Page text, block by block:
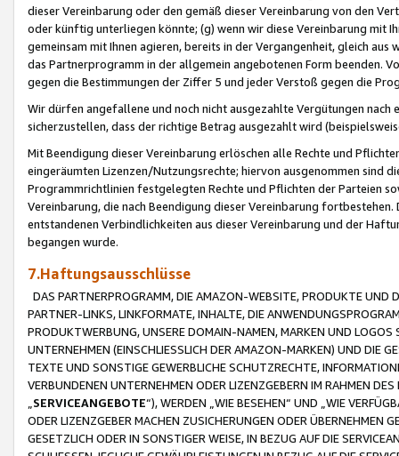
dieser Vereinbarung oder den gemäß dieser Vereinbarung von den
oder künftig unterliegen könnte; (g) wenn wir diese Vereinbarung mit
gemeinsam mit Ihnen agieren, bereits in der Vergangenheit, gleich
das Partnerprogramm in der allgemein angebotenen Form beenden.
gegen die Bestimmungen der Ziffer 5 und jeder Verstoß gegen die
Wir dürfen angefallene und noch nicht ausgezahlte Vergütungen
sicherzustellen, dass der richtige Betrag ausgezahlt wird
Mit Beendigung dieser Vereinbarung erlöschen alle Rechte und
eingeräumten Lizenzen/Nutzungsrechte; hiervon ausgenommen sind
Programmrichtlinien festgelegten Rechte und Pflichten der Parteien
Vereinbarung, die nach Beendigung dieser Vereinbarung
entstandenen Verbindlichkeiten aus dieser Vereinbarung und der
begangen wurde.
7.Haftungsausschlüsse
DAS PARTNERPROGRAMM, DIE AMAZON-WEBSITE, PRODUKTE UND
PARTNER-LINKS, LINKFORMATE, INHALTE, DIE
PRODUKTWERBUNG, UNSERE DOMAIN-NAMEN, MARKEN UND
UNTERNEHMEN (EINSCHLIESSLICH DER AMAZON-MARKEN) UND DIE
TEXTE UND SONSTIGE GEWERBLICHE SCHUTZRECHTE,
VERBUNDENEN UNTERNEHMEN ODER LIZENZGEBERN IM RAHMEN
SERVICEANGEBOTE“), WERDEN „WIE BESEHEN“ UND „WIE
ODER LIZENZGEBER MACHEN ZUSICHERUNGEN ODER ÜBERNEHMEN
GESETZLICH ODER IN SONSTIGER WEISE, IN BEZUG AUF DIE